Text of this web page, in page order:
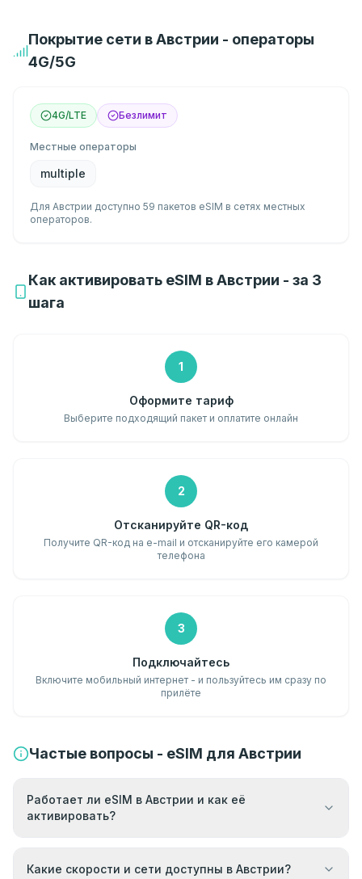
Покрытие сети в Австрии - операторы
4G/5G
4G/LTE Безлимит
Местные операторы
multiple
Для Австрии доступно 59 пакетов eSIM в сетях местных
операторов.
Как активировать eSIM в Австрии - за 3
шага
1
Оформите тариф
Выберите подходящий пакет и оплатите онлайн
2
Отсканируйте QR-код
Получите QR-код на e-mail и отсканируйте его камерой
телефона
3
Подключайтесь
Включите мобильный интернет - и пользуйтесь им сразу по
прилёте
Частые вопросы - eSIM для Австрии
Работает ли eSIM в Австрии и как её
активировать?
Какие скорости и сети доступны в Австрии?